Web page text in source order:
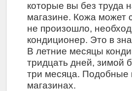
которые вы без труда
магазине. Кожа может
не произошло,
кондиционер. Это в
В летние месяцы
тридцать дней, зимой
три месяца. Подобные
магазинах.